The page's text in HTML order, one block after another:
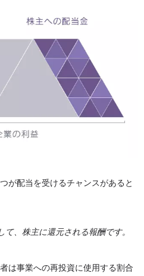
が配当を受けるチャンスがあると
、株主に還元される報酬です。
は事業への再投資に使用する割合